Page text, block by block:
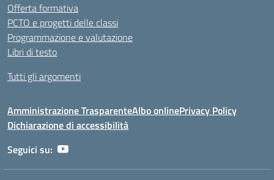
Offerta formativa
PCTO e progetti delle classi
Programmazione e valutazione
Libri di testo
Tutti gli argomenti
Amministrazione TrasparenteAlbo onlinePrivacy Policy
Dichiarazione di accessibilità
Seguici su: